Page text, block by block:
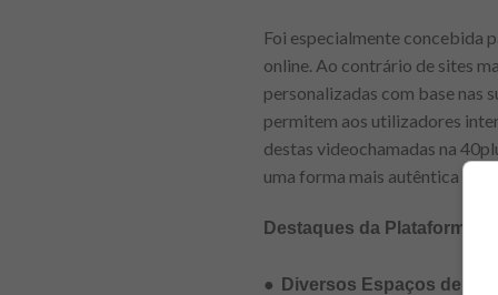
Foi especialmente concebida
online. Ao contrário de sites
personalizadas com base nas
permitem aos utilizadores
destas videochamadas na
uma forma mais autêntica e
Destaques da Plataforma
● Diversos Espaços de